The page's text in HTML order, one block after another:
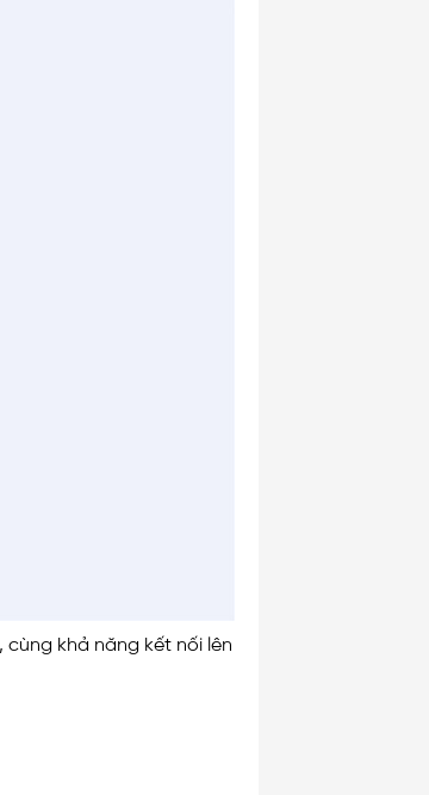
khả năng kết nối lên